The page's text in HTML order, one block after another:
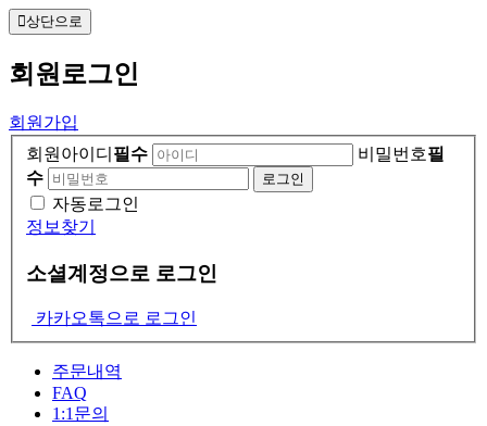
상단으로
회원 로그인
회원가입
회원아이디 필수 비밀번호필
수
자동로그인
정보찾기
소셜계정으로 로그인
카카오톡으로 로그인
주문내역
FAQ
1:1문의